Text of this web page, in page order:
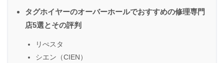
タグホイヤーのオーバーホールでおすすめの修理専門
店5選とその評判
リぺスタ
シエン（CIEN）